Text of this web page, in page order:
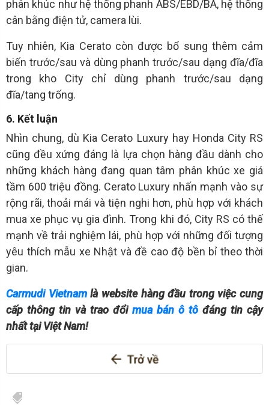
phân khúc như hệ thống phanh ABS/EBD/BA, hệ thống
cân bằng điện tử, camera lùi.
Tuy nhiên, Kia Cerato còn được bổ sung thêm cảm
biến trước/sau và dùng phanh trước/sau dạng đĩa/đĩa
trong kho City chỉ dùng phanh trước/sau dạng
đĩa/tang trống.
6. Kết luận
Nhìn chung, dù Kia Cerato Luxury hay Honda City RS
cũng đều xứng đáng là lựa chọn hàng đầu dành cho
những khách hàng đang quan tâm phân khúc xe giá
tầm 600 triệu đồng. Cerato Luxury nhấn mạnh vào sự
rộng rãi, thoải mái và tiện nghi hơn, phù hợp với khách
mua xe phục vụ gia đình. Trong khi đó, City RS có thế
mạnh về trải nghiệm lái, phù hợp với những đối tượng
yêu thích mẫu xe Nhật và đề cao độ bền bỉ theo thời
gian.
Carmudi Vietnamlà website hàng đầu trong việc cung
cấp thông tin và trao đổi mua bán ô tô đáng tin cậy
nhất tại Việt Nam!